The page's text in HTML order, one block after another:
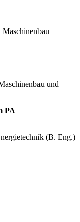
und
PA
(B. Eng.)